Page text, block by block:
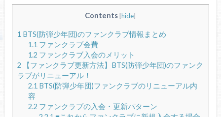
Contents [hide]
1 BTS(防弾少年団)のファンクラブ情報まとめ
1.1 ファンクラブ会費
1.2 ファンクラブ入会のメリット
2 【ファンクラブ更新方法】BTS(防弾少年団)のファンク
ラブがリニューアル！
2.1 BTS(防弾少年団)ファンクラブのリニューアル内
容
2.2 ファンクラブの入会・更新パターン